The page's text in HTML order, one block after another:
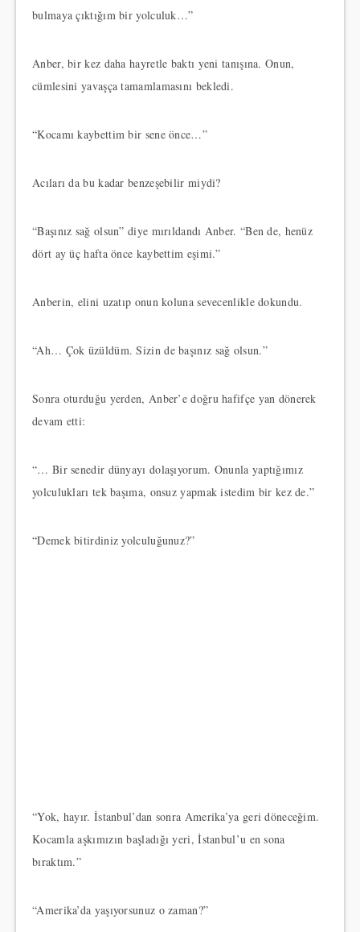
bulmaya çıktığım bir yolculuk…”
Anber, bir kez daha hayretle baktı yeni tanışına. Onun,
cümlesini yavaşça tamamlamasını bekledi.
“Kocamı kaybettim bir sene önce…”
Acıları da bu kadar benzeşebilir miydi?
“Başınız sağ olsun” diye mırıldandı Anber. “Ben de, henüz
dört ay üç hafta önce kaybettim eşimi.”
Anberin, elini uzatıp onun koluna sevecenlikle dokundu.
“Ah… Çok üzüldüm. Sizin de başınız sağ olsun.”
Sonra oturduğu yerden, Anber’e doğru hafifçe yan dönerek
devam etti:
“… Bir senedir dünyayı dolaşıyorum. Onunla yaptığımız
yolculukları tek başıma, onsuz yapmak istedim bir kez de.”
“Demek bitirdiniz yolculuğunuz?”
“Yok, hayır. İstanbul’dan sonra Amerika’ya geri döneceğim.
Kocamla aşkımızın başladığı yeri, İstanbul’u en sona
bıraktım.”
“Amerika’da yaşıyorsunuz o zaman?”